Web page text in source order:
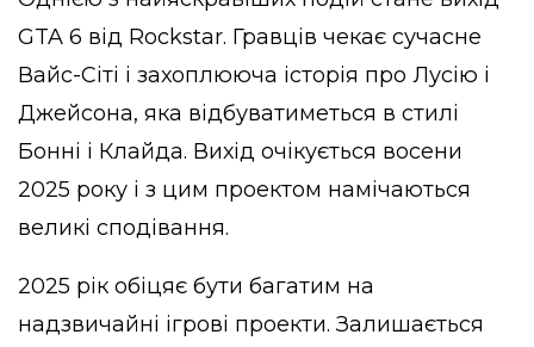
GTA 6 від Rockstar. Гравців чекає сучасне
Вайс-Сіті і захоплююча історія про Лусію і
Джейсона, яка відбуватиметься в стилі
Бонні і Клайда. Вихід очікується восени
2025 року і з цим проектом намічаються
великі сподівання.
2025 рік обіцяє бути багатим на
надзвичайні ігрові проекти. Залишається